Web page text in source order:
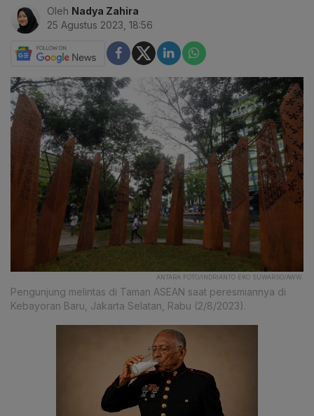
Oleh Nadya Zahira
25 Agustus 2023, 18:56
ANTARA FOTO/INDRIANTO EKO SUWARSO/AWW.
Pengunjung melintas di Taman ASEAN saat peresmiannya di
Kebayoran Baru, Jakarta Selatan, Rabu (2/8/2023).